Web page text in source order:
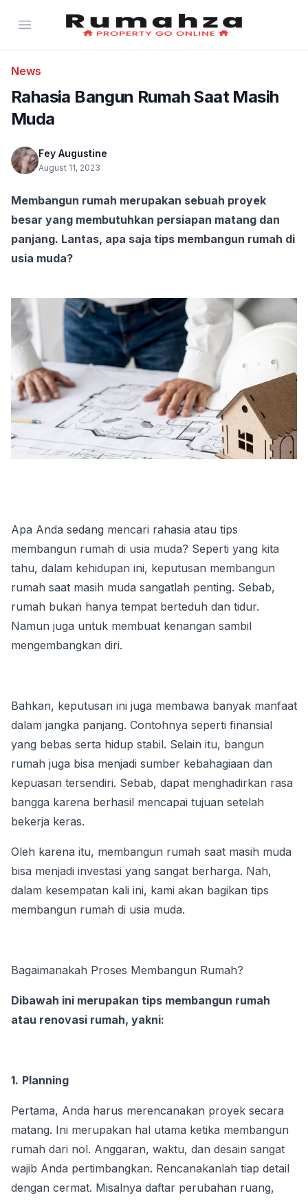
Open menuRumahza - Jual Beli Properti Rumah dan
News
Rahasia Bangun Rumah Saat Masih
Muda
Fey Augustine
August 11, 2023
Membangun rumah merupakan sebuah proyek
besar yang membutuhkan persiapan matang dan
panjang. Lantas, apa saja tips membangun rumah di
usia muda?
Apa Anda sedang mencari rahasia atau tips
membangun rumah di usia muda? Seperti yang kita
tahu, dalam kehidupan ini, keputusan membangun
rumah saat masih muda sangatlah penting. Sebab,
rumah bukan hanya tempat berteduh dan tidur.
Namun juga untuk membuat kenangan sambil
mengembangkan diri.
Bahkan, keputusan ini juga membawa banyak manfaat
dalam jangka panjang. Contohnya seperti finansial
yang bebas serta hidup stabil. Selain itu, bangun
rumah juga bisa menjadi sumber kebahagiaan dan
kepuasan tersendiri. Sebab, dapat menghadirkan rasa
bangga karena berhasil mencapai tujuan setelah
bekerja keras.
Oleh karena itu, membangun rumah saat masih muda
bisa menjadi investasi yang sangat berharga. Nah,
dalam kesempatan kali ini, kami akan bagikan tips
membangun rumah di usia muda.
Bagaimanakah Proses Membangun Rumah?
Dibawah ini merupakan tips membangun rumah
atau renovasi rumah, yakni:
1. Planning
Pertama, Anda harus merencanakan proyek secara
matang. Ini merupakan hal utama ketika membangun
rumah dari nol. Anggaran, waktu, dan desain sangat
wajib Anda pertimbangkan. Rencanakanlah tiap detail
dengan cermat. Misalnya daftar perubahan ruang,